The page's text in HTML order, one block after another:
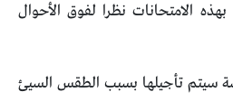
الامتحانات نظرا لفوق الأحوال
سيتم تأجيلها بسبب الطقس السيئ